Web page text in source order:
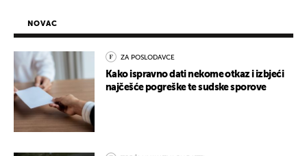
NOVAC
ZA POSLODAVCE
Kako ispravno dati nekome otkaz i izbjeći
najčešće pogreške te sudske sporove